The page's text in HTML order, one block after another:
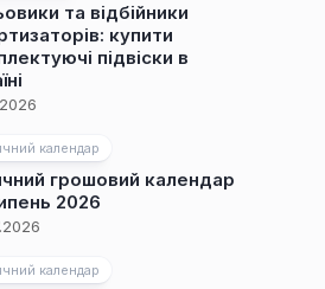
та відбійники
купити
підвіски в
календар
грошовий календар
2026
календар